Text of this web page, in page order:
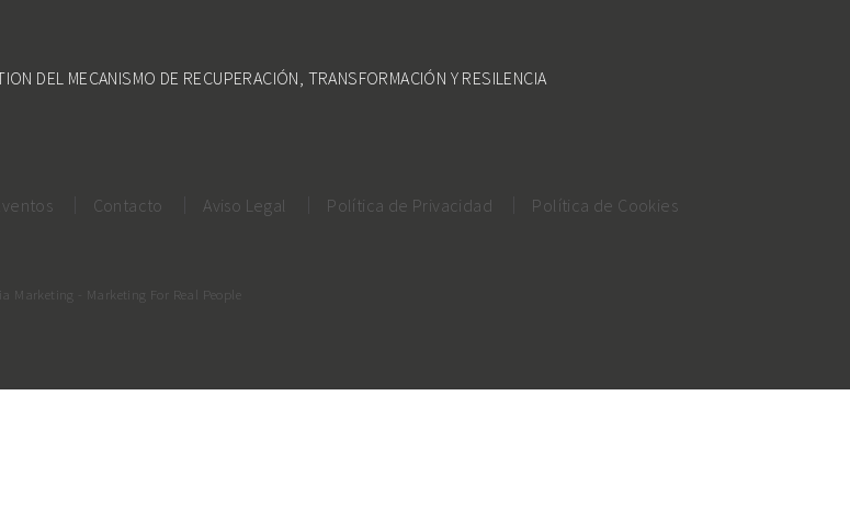
DEL MECANISMO DE RECUPERACIÓN, TRANSFORMACIÓN Y RESILENCIA
Contacto Aviso Legal Política de Privacidad
Política de Cookies
Marketing - Marketing For Real People